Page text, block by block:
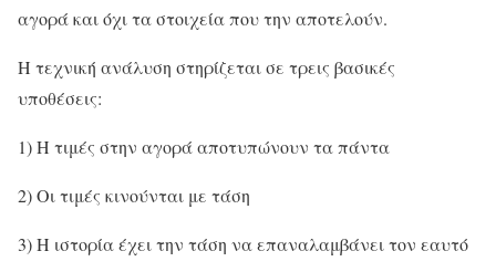
αγορά και όχι τα στοιχεία που την αποτελούν.
Η τεχνική ανάλυση στηρίζεται σε τρεις βασικές
υποθέσεις:
1) Η τιμές στην αγορά αποτυπώνουν τα πάντα
2) Οι τιμές κινούνται με τάση
3) Η ιστορία έχει την τάση να επαναλαμβάνει τον εαυτό